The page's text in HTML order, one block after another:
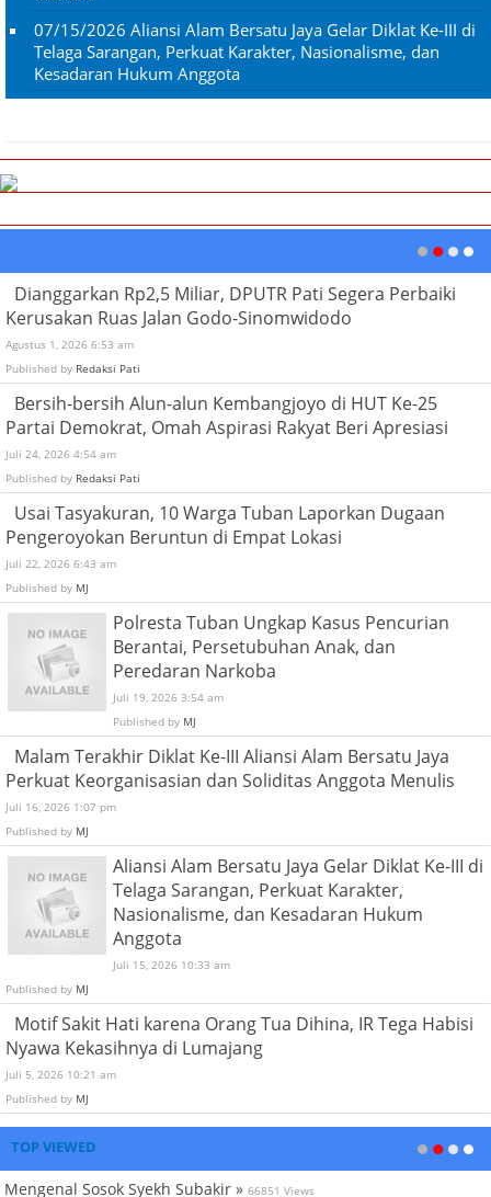
07/15/2026 Aliansi Alam Bersatu Jaya Gelar Diklat Ke-III di
Telaga Sarangan, Perkuat Karakter, Nasionalisme, dan
Kesadaran Hukum Anggota
Dianggarkan Rp2,5 Miliar, DPUTR Pati Segera Perbaiki
Kerusakan Ruas Jalan Godo-Sinomwidodo
Agustus 1, 2026 6:53 am
Published by Redaksi Pati
Bersih-bersih Alun-alun Kembangjoyo di HUT Ke-25
Partai Demokrat, Omah Aspirasi Rakyat Beri Apresiasi
Juli 24, 2026 4:54 am
Published by Redaksi Pati
Usai Tasyakuran, 10 Warga Tuban Laporkan Dugaan
Pengeroyokan Beruntun di Empat Lokasi
Juli 22, 2026 6:43 am
Published by MJ
Polresta Tuban Ungkap Kasus Pencurian
Berantai, Persetubuhan Anak, dan
Peredaran Narkoba
Juli 19, 2026 3:54 am
Published by MJ
Malam Terakhir Diklat Ke-III Aliansi Alam Bersatu Jaya
Perkuat Keorganisasian dan Soliditas Anggota Menulis
Juli 16, 2026 1:07 pm
Published by MJ
Aliansi Alam Bersatu Jaya Gelar Diklat Ke-III di
Telaga Sarangan, Perkuat Karakter,
Nasionalisme, dan Kesadaran Hukum
Anggota
Juli 15, 2026 10:33 am
Published by MJ
Motif Sakit Hati karena Orang Tua Dihina, IR Tega Habisi
Nyawa Kekasihnya di Lumajang
Juli 5, 2026 10:21 am
Published by MJ
TOP VIEWED
Mengenal Sosok Syekh Subakir » 66851 Views